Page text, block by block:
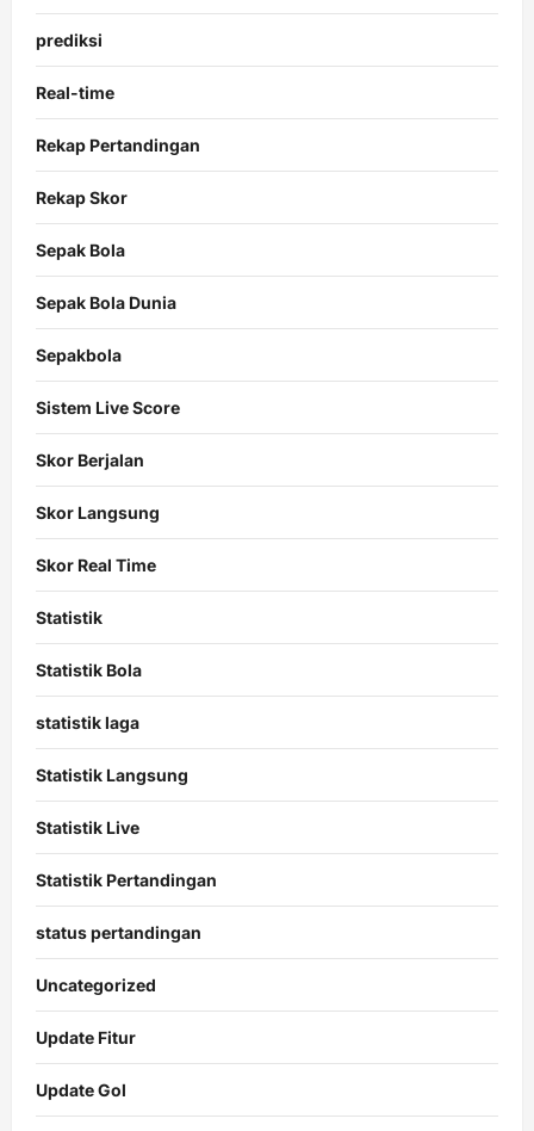
prediksi
Real-time
Rekap Pertandingan
Rekap Skor
Sepak Bola
Sepak Bola Dunia
Sepakbola
Sistem Live Score
Skor Berjalan
Skor Langsung
Skor Real Time
Statistik
Statistik Bola
statistik laga
Statistik Langsung
Statistik Live
Statistik Pertandingan
status pertandingan
Uncategorized
Update Fitur
Update Gol